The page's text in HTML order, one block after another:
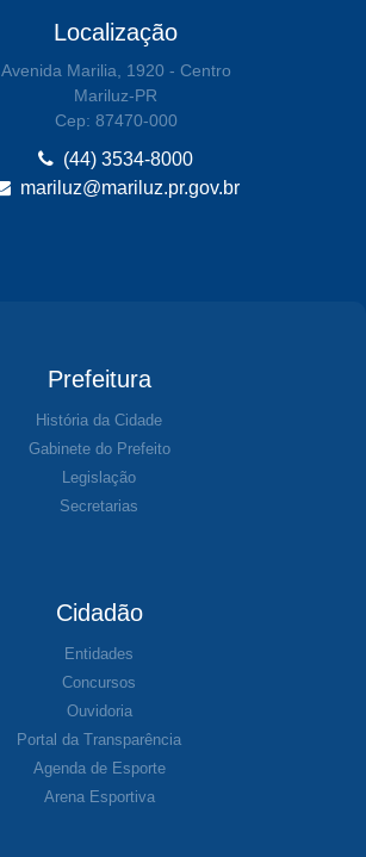
Localização
Avenida Marilia, 1920 - Centro
Mariluz-PR
Cep: 87470-000
(44) 3534-8000
mariluz@mariluz.pr.gov.br
Prefeitura
História da Cidade
Gabinete do Prefeito
Legislação
Secretarias
Cidadão
Entidades
Concursos
Ouvidoria
Portal da Transparência
Agenda de Esporte
Arena Esportiva